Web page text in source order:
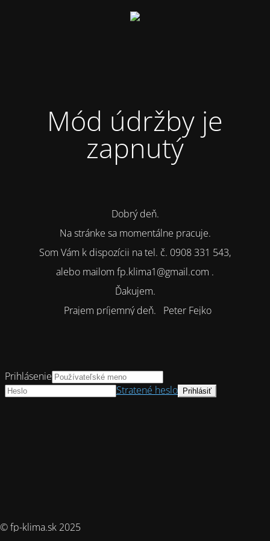
Mód údržby je
zapnutý
Dobrý deň.
Na stránke sa momentálne pracuje.
Som Vám k dispozícii na tel. č. 0908 331 543,
alebo mailom fp.klima1@gmail.com .
Ďakujem.
Prajem príjemný deň. Peter Fejko
© fp-klima.sk 2025
Prihlásenie
Stratené heslo